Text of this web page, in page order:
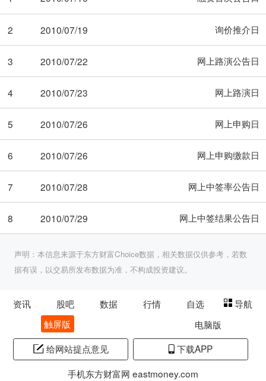
2 2010/07/19 询价推介日
3 2010/07/22 网上路演公告日
4 2010/07/23 网上路演日
5 2010/07/26 网上申购日
6 2010/07/26 网上申购缴款日
7 2010/07/28 网上中签率公告日
8 2010/07/29 网上中签结果公告日
声明：本信息来源于东方财富Choice数据，相关数据仅供参考，若数
据有误，以交易所发布数据为准，不构成投资建议。
资讯 股吧 数据 行情 自选
导航
触屏版
电脑版
给网站提点意见
下载APP
手机东方财富网 eastmoney.com